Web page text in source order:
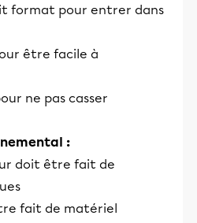
format pour entrer dans
être facile à
ne pas casser
:
doit être fait de
fait de matériel